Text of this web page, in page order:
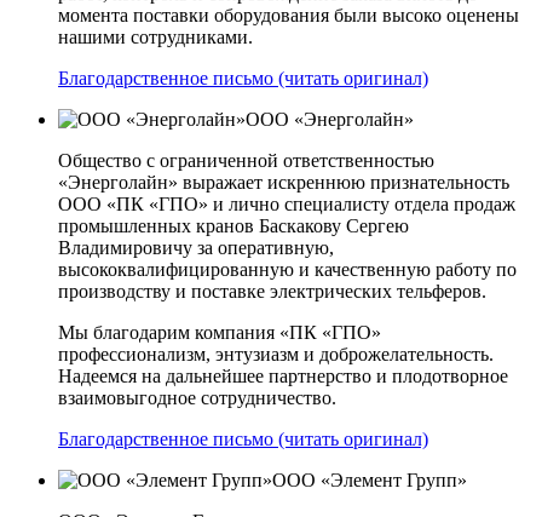
момента поставки оборудования были высоко оценены
нашими сотрудниками.
Благодарственное письмо (читать оригинал)
ООО «Энерголайн»
Общество с ограниченной ответственностью
«Энерголайн» выражает искреннюю признательность
ООО «ПК «ГПО» и лично специалисту отдела продаж
промышленных кранов Баскакову Сергею
Владимировичу за оперативную,
высококвалифицированную и качественную работу по
производству и поставке электрических тельферов.
Мы благодарим компания «ПК «ГПО»
профессионализм, энтузиазм и доброжелательность.
Надеемся на дальнейшее партнерство и плодотворное
взаимовыгодное сотрудничество.
Благодарственное письмо (читать оригинал)
ООО «Элемент Групп»